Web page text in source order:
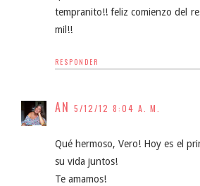
tempranito!! feliz comienzo del
mil!!
RESPONDER
AN 5/12/12 8:04 A. M.
Qué hermoso, Vero! Hoy es el
su vida juntos!
Te amamos!